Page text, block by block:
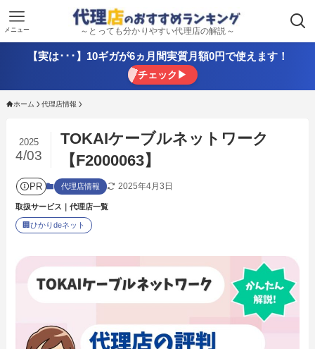
～とっても分かりやすい代理店の解説～
メニュー
【実は･･･】10ギガが6ヵ月間実質月額0円で使えます！
チェック▶
ホーム 代理店情報
TOKAIケーブルネットワーク
【F2000063】
2025
4/03
PR 代理店情報 2025年4月3日
取扱サービス｜代理店一覧
🏢ひかりdeネット